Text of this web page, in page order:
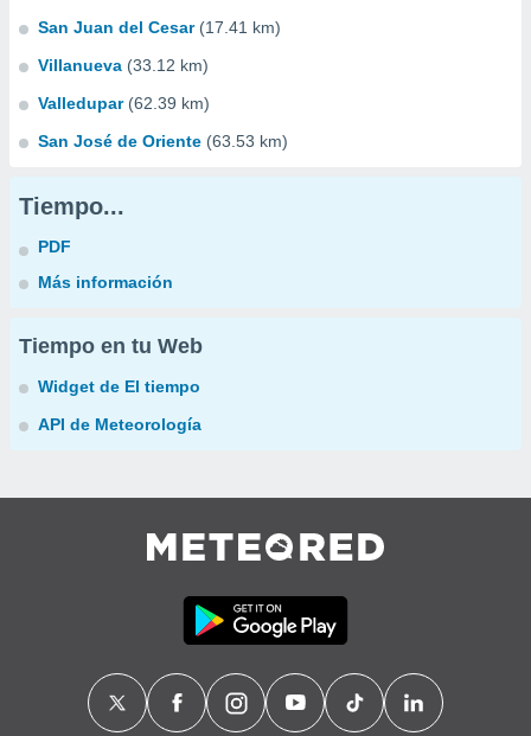
San Juan del Cesar (17.41 km)
Villanueva (33.12 km)
Valledupar (62.39 km)
San José de Oriente (63.53 km)
Tiempo...
PDF
Más información
Tiempo en tu Web
Widget de El tiempo
API de Meteorología